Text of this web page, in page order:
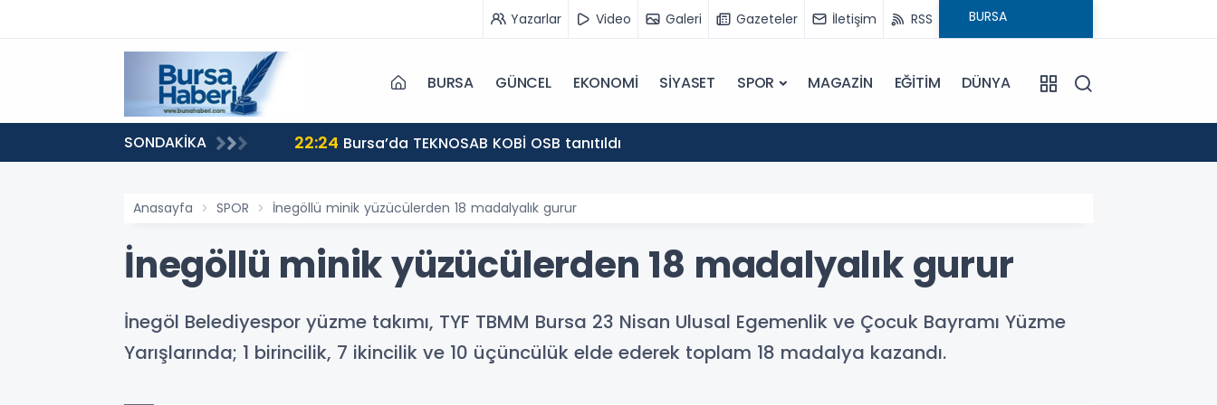
Yazarlar Video Galeri Gazeteler İletişim RSS
BURSA GÜNCEL EKONOMİ SİYASET SPOR MAGAZİN EĞİTİM DÜNYA
SONDAKİKA 22:24 Bursa’da TEKNOSAB KOBİ OSB tanıtıldı
Anasayfa SPOR İnegöllü minik yüzücülerden 18 madalyalık gurur
İnegöllü minik yüzücülerden 18 madalyalık gurur
İnegöl Belediyespor yüzme takımı, TYF TBMM Bursa 23 Nisan Ulusal Egemenlik ve Çocuk Bayramı Yüzme
Yarışlarında; 1 birincilik, 7 ikincilik ve 10 üçüncülük elde ederek toplam 18 madalya kazandı.